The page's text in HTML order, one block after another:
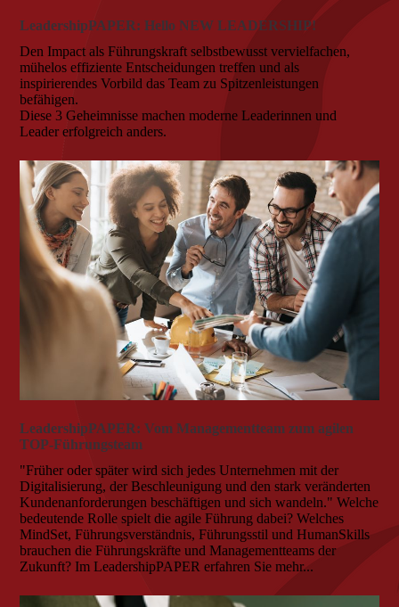
LeadershipPAPER: Hello NEW LEADERSHIP!
Den Impact als Führungskraft selbstbewusst vervielfachen,
mühelos effiziente Entscheidungen treffen und als
inspirierendes Vorbild das Team zu Spitzenleistungen
befähigen.
Diese 3 Geheimnisse machen moderne Leaderinnen und
Leader erfolgreich anders.
LeadershipPAPER: Vom Managementteam zum agilen
TOP-Führungsteam
"Früher oder später wird sich jedes Unternehmen mit der
Digitalisierung, der Beschleunigung und den stark veränderten
Kundenanforderungen beschäftigen und sich wandeln." Welche
bedeutende Rolle spielt die agile Führung dabei? Welches
MindSet, Führungsverständnis, Führungsstil und HumanSkills
brauchen die Führungskräfte und Managementteams der
Zukunft? Im LeadershipPAPER erfahren Sie mehr...